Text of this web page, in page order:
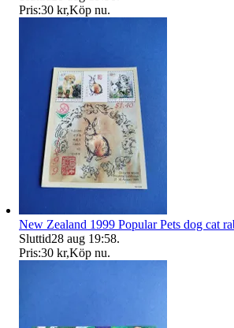
Pris:30 kr,Köp nu.
New Zealand 1999 Popular Pets dog cat
Sluttid28 aug 19:58.
Pris:30 kr,Köp nu.